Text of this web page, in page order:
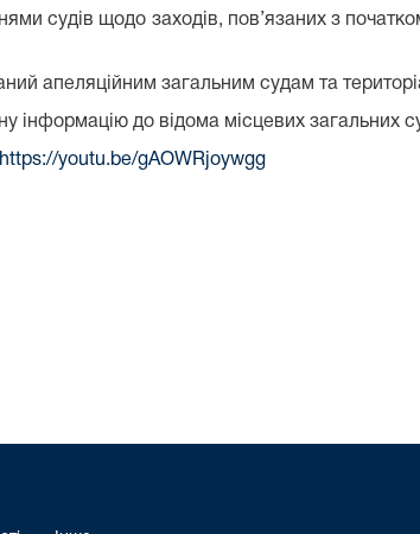
судів щодо заходів, пов’язаних з
апеляційним загальним судам та
інформацію до відома місцевих загальних
https://youtu.be/gAOWRjoywgg